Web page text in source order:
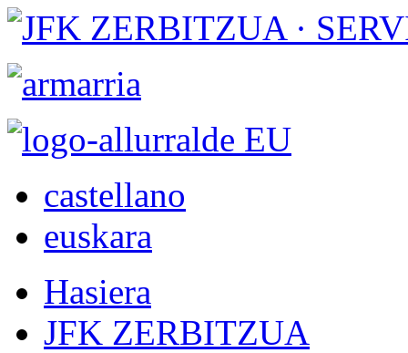
castellano
euskara
Hasiera
JFK ZERBITZUA